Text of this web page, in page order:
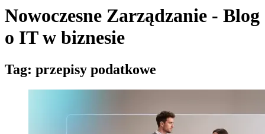
Nowoczesne Zarządzanie - Blog
o IT w biznesie
Tag: przepisy podatkowe